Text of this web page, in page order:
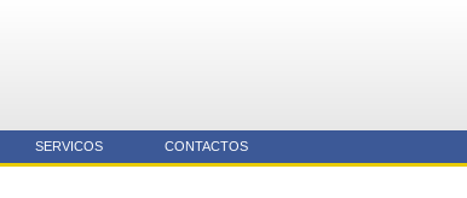
SERVICOS CONTACTOS